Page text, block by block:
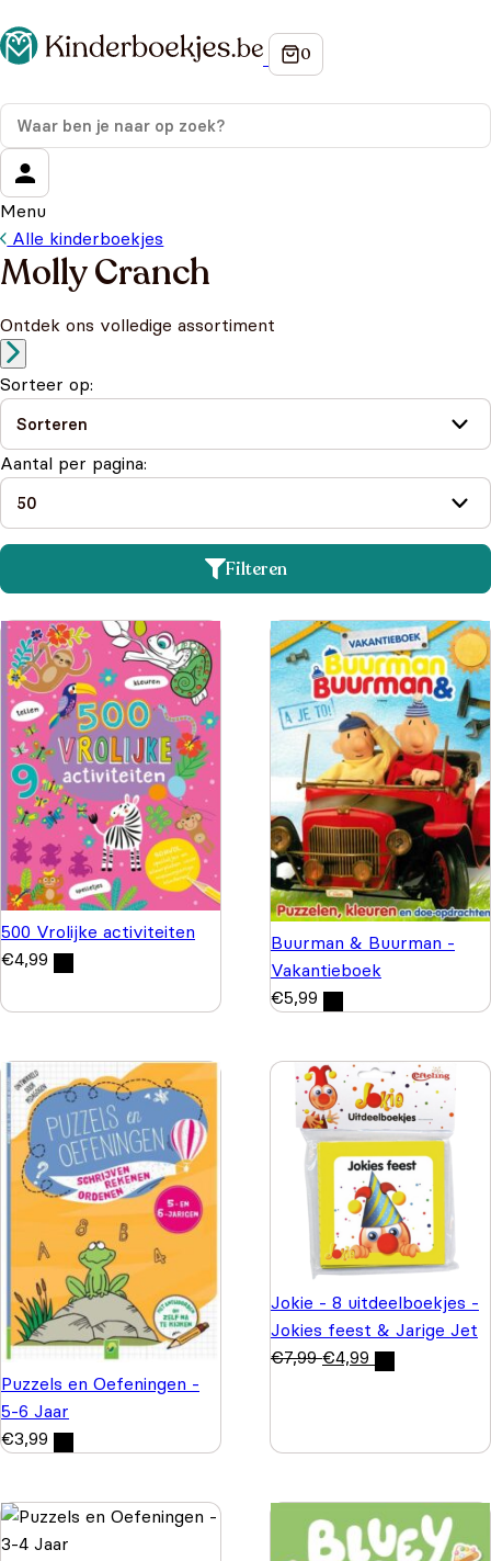
Menu
Alle kinderboekjes
Molly Cranch
Ontdek ons volledige assortiment
Sorteer op:
Aantal per pagina:
Filteren
500 Vrolijke activiteiten
€4,99
Buurman & Buurman -
Vakantieboek
€5,99
Puzzels en Oefeningen -
5-6 Jaar
€3,99
Jokie - 8 uitdeelboekjes -
Jokies feest & Jarige Jet
€7,99 €4,99